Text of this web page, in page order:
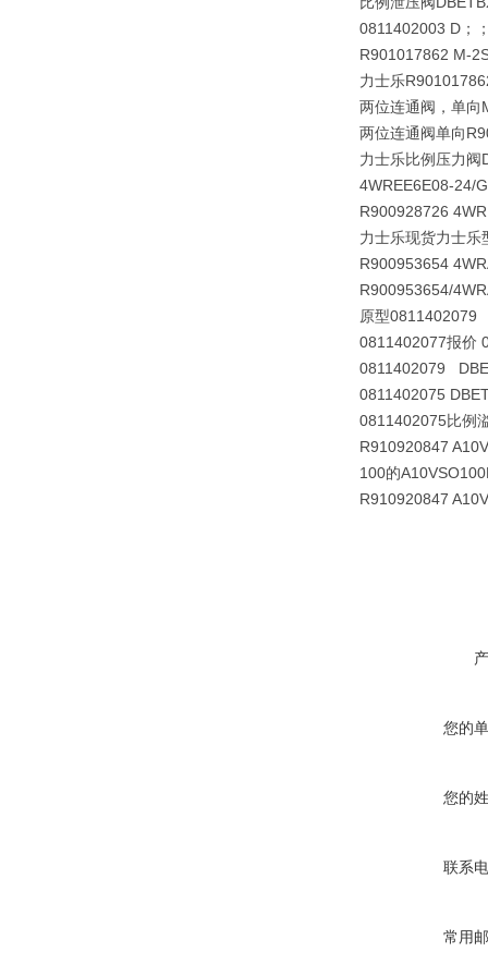
0811402003 D；
R901017862 M-
力士乐
两位连通阀，单向
两位连通阀单向
力士乐比例压力阀
4WREE6E08-24/
R900928726
力士乐现货力士
R900953654
R900953654/
原型0811402079
0811402077报价
0811402079
0811402075
0811402075比例
R910920847
100的
R910920847
您的
您的
联系
常用